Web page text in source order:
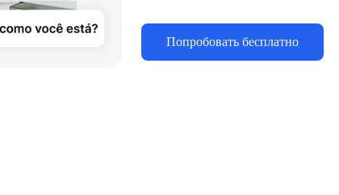
Попробовать бесплатно